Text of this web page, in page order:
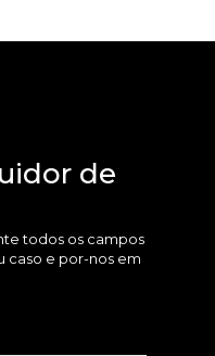
de
todos os campos
caso e por-nos em